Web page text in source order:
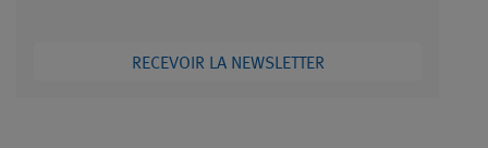
RECEVOIR LA NEWSLETTER